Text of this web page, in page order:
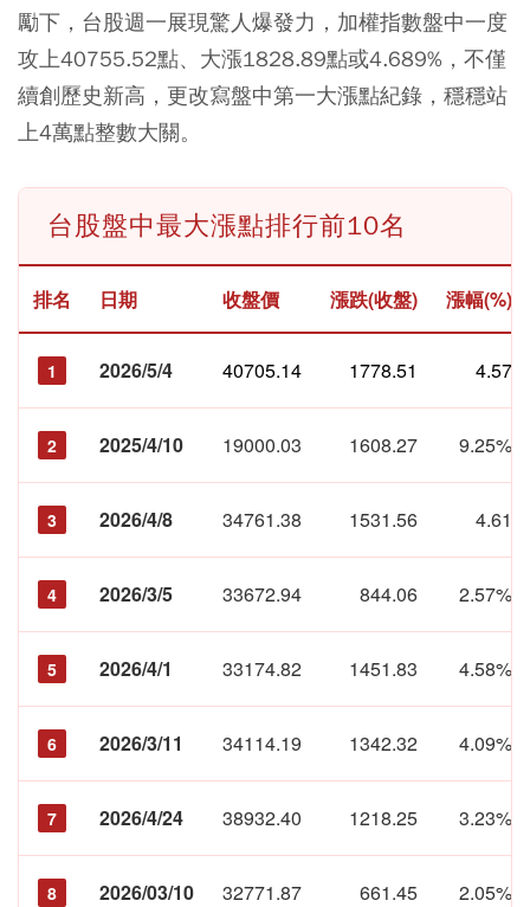
勵下，台股週一展現驚人爆發力，加權指數盤中一度
攻上40755.52點、大漲1828.89點或4.689%，不僅
續創歷史新高，更改寫盤中第一大漲點紀錄，穩穩站
上4萬點整數大關。
台股盤中最大漲點排行前10名
排名 日期 收盤價 漲跌(收盤) 漲幅(%)
1 2026/5/4 40705.14 1778.51 4.57
2 2025/4/10 19000.03 1608.27 9.25%
3 2026/4/8 34761.38 1531.56 4.61
4 2026/3/5 33672.94 844.06 2.57%
5 2026/4/1 33174.82 1451.83 4.58%
6 2026/3/11 34114.19 1342.32 4.09%
7 2026/4/24 38932.40 1218.25 3.23%
8 2026/03/10 32771.87 661.45 2.05%